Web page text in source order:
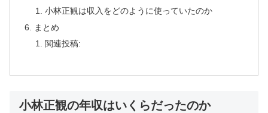
小林正観は収入をどのように使っていたのか
まとめ
関連投稿:
小林正観の年収はいくらだったのか